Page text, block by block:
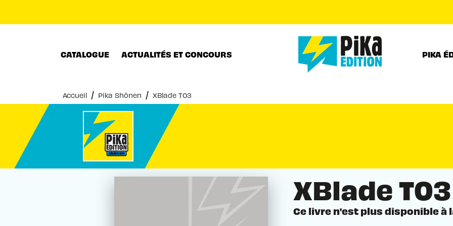
CATALOGUE ACTUALITÉS ET CONCOURS PIKA
Accueil / Pika Shônen / XBlade T03
XBlade T03
Ce livre n'est plus disponible à